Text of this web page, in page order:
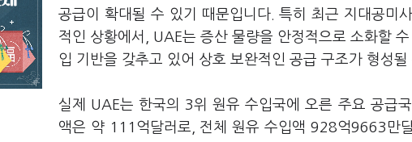
공급이 확대될 수 있기 때문입니다. 특히 최근 지대공
적인 상황에서, UAE는 증산 물량을 안정적으로 소화할
입 기반을 갖추고 있어 상호 보완적인 공급 구조가 형성될
실제 UAE는 한국의 3위 원유 수입국에 오른 주요 공급
액은 약 111억달러로, 전체 원유 수입액 928억9663만